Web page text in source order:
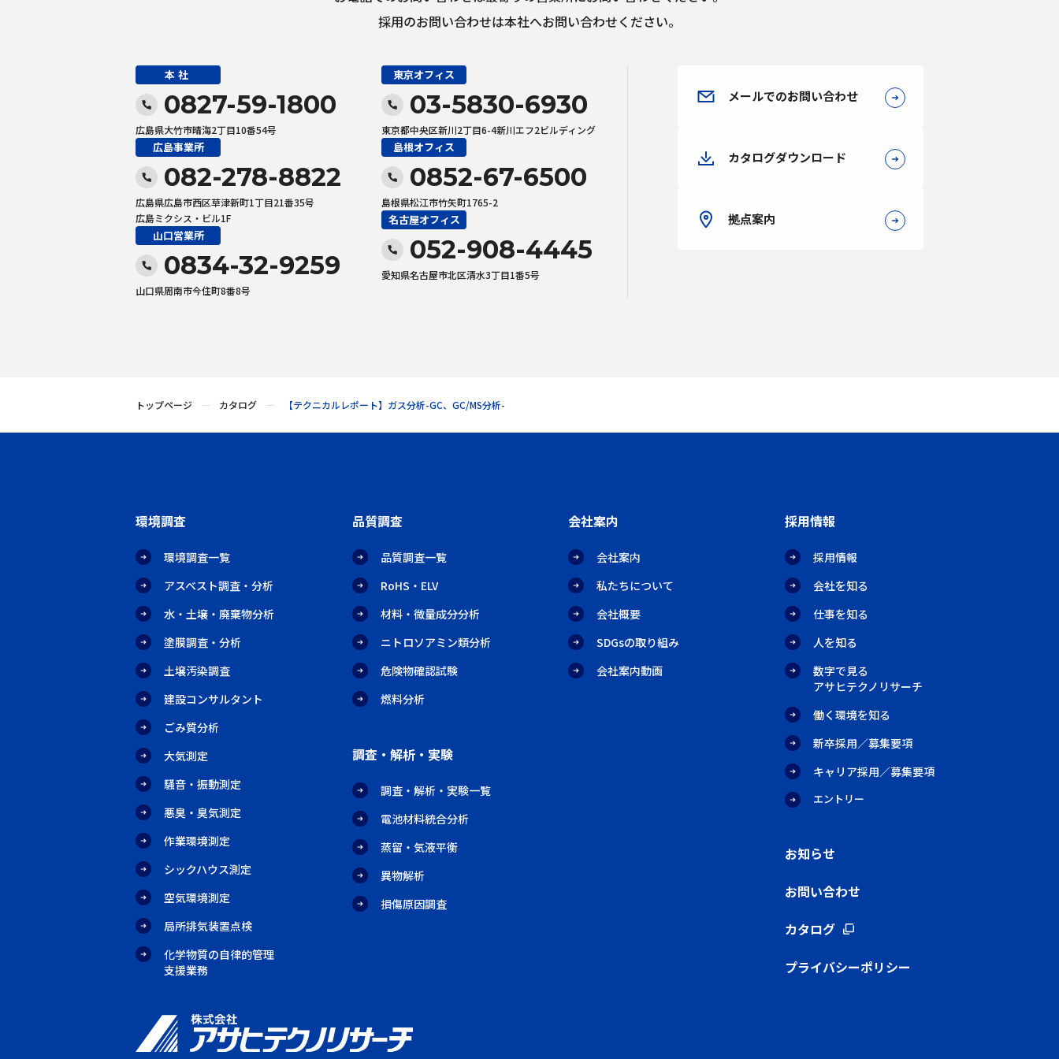
採用のお問い合わせは本社へお問い合わせください。
本社
0827-59-1800
広島県大竹市晴海2丁目10番54号
広島事業所
082-278-8822
広島県広島市西区草津新町1丁目21番35号
広島ミクシス・ビル1F
山口営業所
0834-32-9259
山口県周南市今住町8番8号
東京オフィス
03-5830-6930
東京都中央区新川2丁目6-4新川エフ2ビルディング
島根オフィス
0852-67-6500
島根県松江市竹矢町1765-2
名古屋オフィス
052-908-4445
愛知県名古屋市北区清水3丁目1番5号
メールでのお問い合わせ
カタログダウンロード
拠点案内
トップページ カタログ 【テクニカルレポート】ガス分析-GC、GC/MS分析-
環境調査
環境調査一覧
アスベスト調査・分析
水・土壌・廃棄物分析
塗膜調査・分析
土壌汚染調査
建設コンサルタント
ごみ質分析
大気測定
騒音・振動測定
悪臭・臭気測定
作業環境測定
シックハウス測定
空気環境測定
局所排気装置点検
化学物質の自律的管理
支援業務
品質調査
品質調査一覧
RoHS・ELV
材料・微量成分分析
ニトロソアミン類分析
危険物確認試験
燃料分析
調査・解析・実験
調査・解析・実験一覧
電池材料統合分析
蒸留・気液平衡
異物解析
損傷原因調査
会社案内
会社案内
私たちについて
会社概要
SDGsの取り組み
会社案内動画
採用情報
採用情報
会社を知る
仕事を知る
人を知る
数字で見る
アサヒテクノリサーチ
働く環境を知る
新卒採用／募集要項
キャリア採用／募集要項
エントリー
お知らせ
お問い合わせ
カタログ
プライバシーポリシー